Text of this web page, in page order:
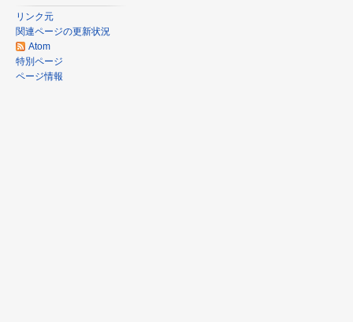
リンク元
関連ページの更新状況
Atom
特別ページ
ページ情報